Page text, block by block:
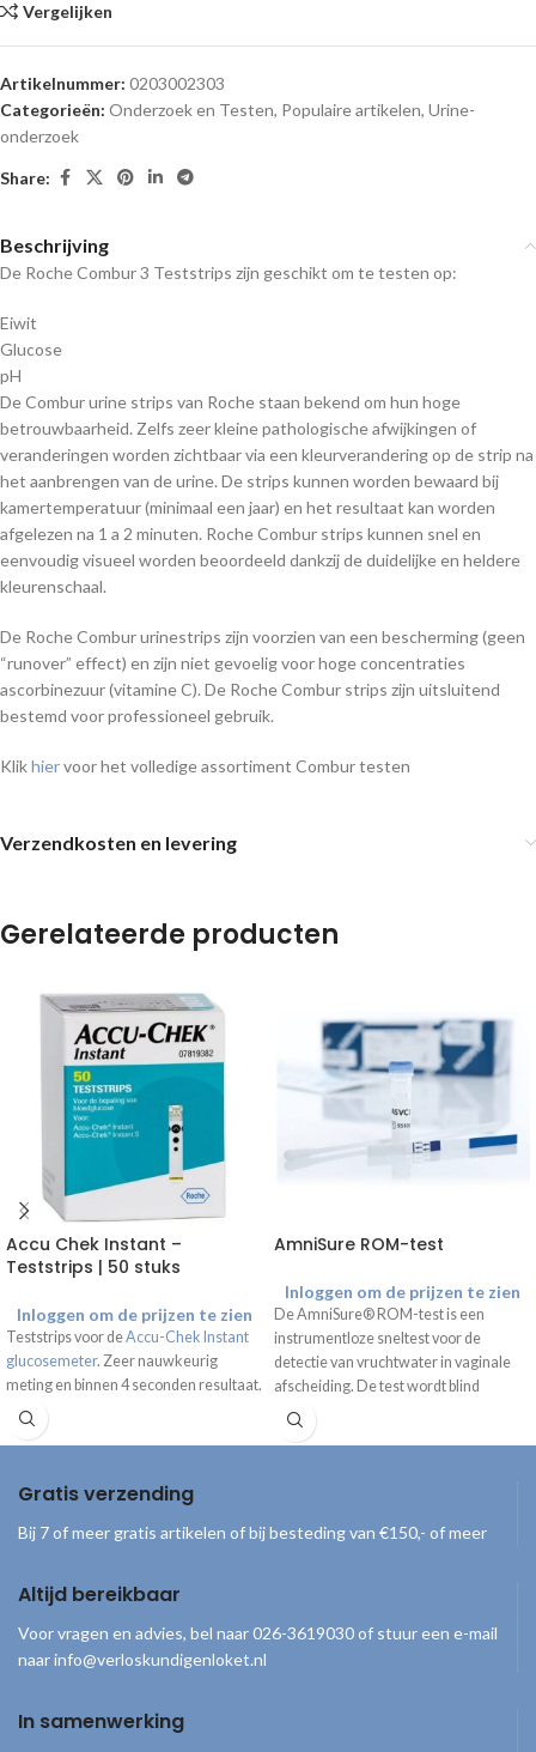
Vergelijken
Artikelnummer: 0203002303
Categorieën: Onderzoek en Testen, Populaire artikelen, Urine-
onderzoek
Share:
Beschrijving
De Roche Combur 3 Teststrips zijn geschikt om te testen op:
Eiwit
Glucose
pH
De Combur urine strips van Roche staan bekend om hun hoge
betrouwbaarheid. Zelfs zeer kleine pathologische afwijkingen of
veranderingen worden zichtbaar via een kleurverandering op de strip na
het aanbrengen van de urine. De strips kunnen worden bewaard bij
kamertemperatuur (minimaal een jaar) en het resultaat kan worden
afgelezen na 1 a 2 minuten. Roche Combur strips kunnen snel en
eenvoudig visueel worden beoordeeld dankzij de duidelijke en heldere
kleurenschaal.
De Roche Combur urinestrips zijn voorzien van een bescherming (geen
“runover” effect) en zijn niet gevoelig voor hoge concentraties
ascorbinezuur (vitamine C). De Roche Combur strips zijn uitsluitend
bestemd voor professioneel gebruik.
Klikhiervoor het volledige assortiment Combur testen
Verzendkosten en levering
Gerelateerde producten
Accu Chek Instant –
Teststrips | 50 stuks
Inloggen om de prijzen te zien
Teststrips voor deAccu-Chek Instant
glucosemeter. Zeer nauwkeurig
meting en binnen 4 seconden resultaat.
AmniSure ROM-test
Inloggen om de prijzen te zien
De AmniSure® ROM-test is een
instrumentloze sneltest voor de
detectie van vruchtwater in vaginale
afscheiding. De test wordt blind
vaginaal afgenomen en geeft binnen 5
minuten een 99% betrouwbare uitslag.
Gratis verzending
Bij 7 of meer gratis artikelen of bij besteding van €150,- of meer
Altijd bereikbaar
Voor vragen en advies, bel naar 026-3619030 of stuur een e-mail
naar info@verloskundigenloket.nl
In samenwerking